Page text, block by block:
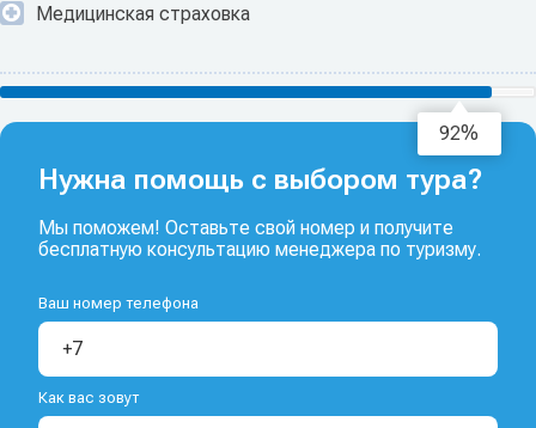
Медицинская страховка
94%
Нужна помощь с выбором тура?
Мы поможем! Оставьте свой номер и получите
бесплатную консультацию менеджера по туризму.
Ваш номер телефона
Как вас зовут